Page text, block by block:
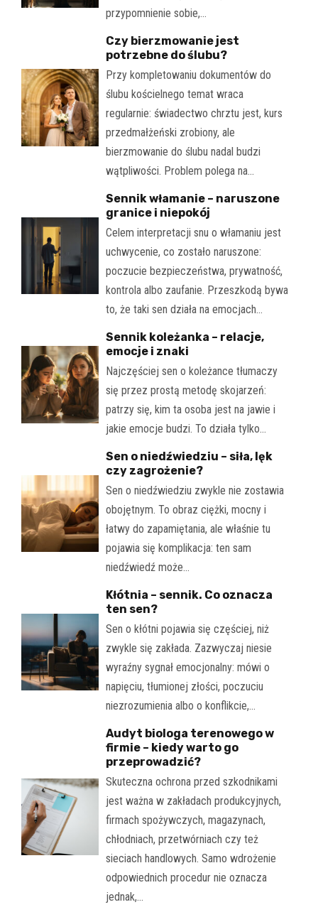
przypomnienie sobie,…
Czy bierzmowanie jest
potrzebne do ślubu?
Przy kompletowaniu dokumentów do
ślubu kościelnego temat wraca
regularnie: świadectwo chrztu jest, kurs
przedmałżeński zrobiony, ale
bierzmowanie do ślubu nadal budzi
wątpliwości. Problem polega na…
Sennik włamanie – naruszone
granice i niepokój
Celem interpretacji snu o włamaniu jest
uchwycenie, co zostało naruszone:
poczucie bezpieczeństwa, prywatność,
kontrola albo zaufanie. Przeszkodą bywa
to, że taki sen działa na emocjach…
Sennik koleżanka – relacje,
emocje i znaki
Najczęściej sen o koleżance tłumaczy
się przez prostą metodę skojarzeń:
patrzy się, kim ta osoba jest na jawie i
jakie emocje budzi. To działa tylko…
Sen o niedźwiedziu – siła, lęk
czy zagrożenie?
Sen o niedźwiedziu zwykle nie zostawia
obojętnym. To obraz ciężki, mocny i
łatwy do zapamiętania, ale właśnie tu
pojawia się komplikacja: ten sam
niedźwiedź może…
Kłótnia – sennik. Co oznacza
ten sen?
Sen o kłótni pojawia się częściej, niż
zwykle się zakłada. Zazwyczaj niesie
wyraźny sygnał emocjonalny: mówi o
napięciu, tłumionej złości, poczuciu
niezrozumienia albo o konflikcie,…
Audyt biologa terenowego w
firmie – kiedy warto go
przeprowadzić?
Skuteczna ochrona przed szkodnikami
jest ważna w zakładach produkcyjnych,
firmach spożywczych, magazynach,
chłodniach, przetwórniach czy też
sieciach handlowych. Samo wdrożenie
odpowiednich procedur nie oznacza
jednak,…